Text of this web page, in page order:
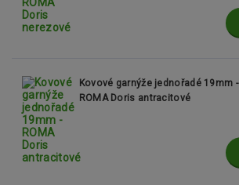
Kovové garnýže jednořadé 19mm -
ROMA Doris antracitové